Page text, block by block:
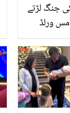
جنگ لڑتے
مس ورلڈ
نوجوان
کر گئی؟